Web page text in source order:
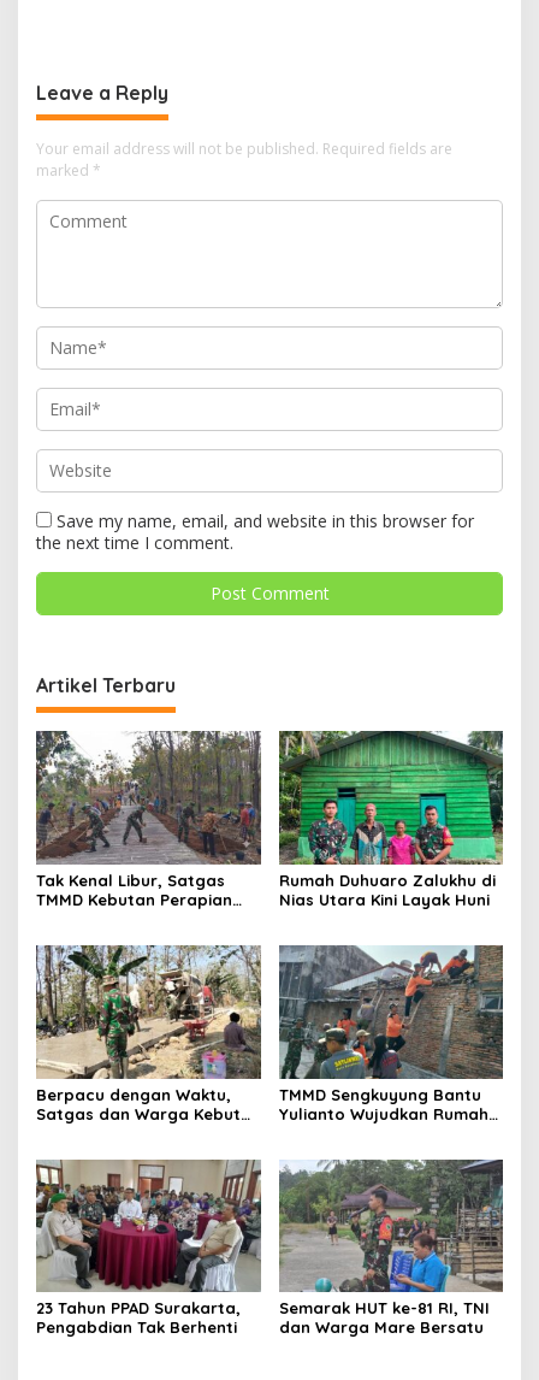
Leave a Reply
Your email address will not be published. Required fields are
marked *
Save my name, email, and website in this browser for
the next time I comment.
Artikel Terbaru
Tak Kenal Libur, Satgas
TMMD Kebutan Perapian
Rumah Duhuaro Zalukhu di
Nias Utara Kini Layak Huni
Berpacu dengan Waktu,
Satgas dan Warga Kebut
TMMD Sengkuyung Bantu
Yulianto Wujudkan Rumah
23 Tahun PPAD Surakarta,
Pengabdian Tak Berhenti
Semarak HUT ke-81 RI, TNI
dan Warga Mare Bersatu